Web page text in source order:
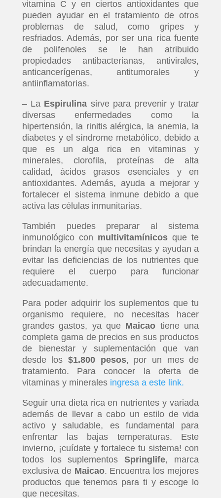
INICIO
vitamina C y en ciertos antioxidantes que
pueden ayudar en el tratamiento de otros
problemas de salud, como gripes y
resfriados. Además, por ser una rica fuente
de polifenoles se le han atribuido
propiedades antibacterianas, antivirales,
anticancerígenas, antitumorales y
antiinflamatorias.
– La Espirulina sirve para prevenir y tratar
diversas enfermedades como la
hipertensión, la rinitis alérgica, la anemia, la
diabetes y el síndrome metabólico, debido a
que es un alga rica en vitaminas y
minerales, clorofila, proteínas de alta
calidad, ácidos grasos esenciales y en
antioxidantes. Además, ayuda a mejorar y
fortalecer el sistema inmune debido a que
activa las células inmunitarias.
También puedes preparar al sistema
inmunológico con multivitamínicos que te
brindan la energía que necesitas y ayudan a
evitar las deficiencias de los nutrientes que
requiere el cuerpo para funcionar
adecuadamente.
Para poder adquirir los suplementos que tu
organismo requiere, no necesitas hacer
grandes gastos, ya que Maicao tiene una
completa gama de precios en sus productos
de bienestar y suplementación que van
desde los $1.800 pesos, por un mes de
tratamiento. Para conocer la oferta de
vitaminas y minerales ingresa a este link.
Seguir una dieta rica en nutrientes y variada
además de llevar a cabo un estilo de vida
activo y saludable, es fundamental para
enfrentar las bajas temperaturas. Este
invierno, ¡cuídate y fortalece tu sistema! con
todos los suplementosSpringlife, marca
exclusiva de Maicao. Encuentra los mejores
productos que tenemos para ti y escoge lo
que necesitas.